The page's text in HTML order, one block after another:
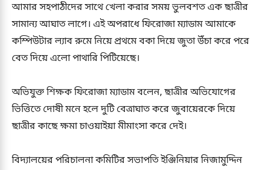
আমার সহপাঠীদের সাথে খেলা করার সময় ভুলবশত এক ছাত্রীর
সামান্য আঘাত লাগে। এই অপরাধে ফিরোজা ম্যাডাম আমাকে
কম্পিউটার ল্যাব রুমে নিয়ে প্রথমে বকা দিয়ে জুতা উঁচা করে পরে
বেত দিয়ে এলো পাথারি পিটিয়েছে।
অভিযুক্ত শিক্ষক ফিরোজা ম্যাডাম বলেন, ছাত্রীর অভিযোগের
ভিত্তিতে দোষী মনে হলে দুটি বেত্রাঘাত করে জুবায়েরকে দিয়ে
ছাত্রীর কাছে ক্ষমা চাওয়াইয়া মীমাংসা করে দেই।
বিদ্যালয়ের পরিচালনা কমিটির সভাপতি ইঞ্জিনিয়ার নিজামুদ্দিন